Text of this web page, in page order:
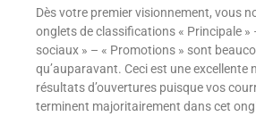
Dès votre premier visionnement, vous
onglets de classifications « Principale »
sociaux » – « Promotions » sont
qu’auparavant. Ceci est une excellente
résultats d’ouvertures puisque vos
terminent majoritairement dans cet